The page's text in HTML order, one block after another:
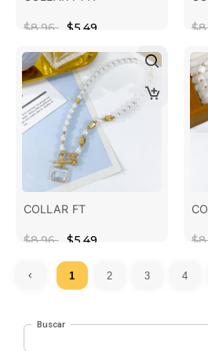
Buscar
$8.96 $5.49
COLLAR FT
$8.96 $5.49
1 2 3 4